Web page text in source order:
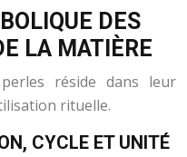
DES
LA MATIÈRE
réside dans leur
rituelle.
CYCLE ET UNITÉ